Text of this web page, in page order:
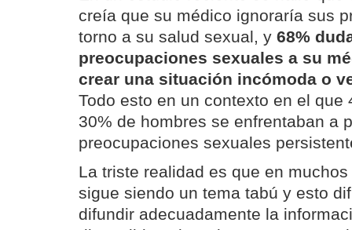
creía que su médico ignoraría sus
torno a su salud sexual, y 68%
preocupaciones sexuales a su
crear una situación incómoda o
Todo esto en un contexto en el que
30% de hombres se enfrentaban a
preocupaciones sexuales
La triste realidad es que en
sigue siendo un tema tabú y esto
difundir adecuadamente la